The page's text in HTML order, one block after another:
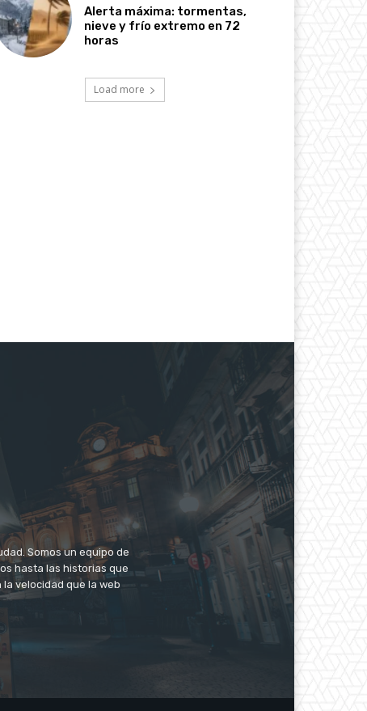
Alerta máxima: tormentas,
nieve y frío extremo en 72
horas
Load more
Somos un equipo de
hasta las historias que
velocidad que la web